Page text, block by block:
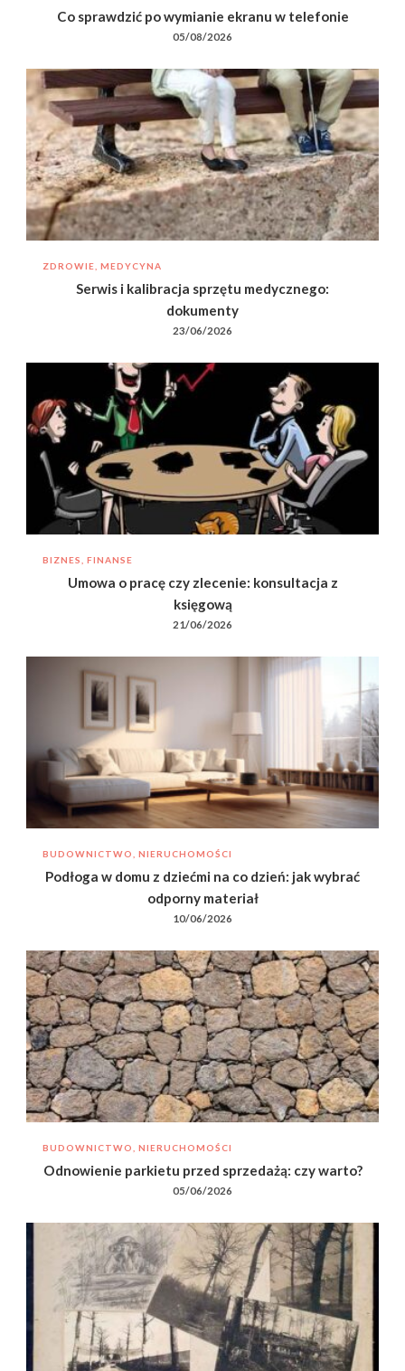
Co sprawdzić po wymianie ekranu w telefonie
05/08/2026
ZDROWIE, MEDYCYNA
Serwis i kalibracja sprzętu medycznego:
dokumenty
23/06/2026
BIZNES, FINANSE
Umowa o pracę czy zlecenie: konsultacja z
księgową
21/06/2026
BUDOWNICTWO, NIERUCHOMOŚCI
Podłoga w domu z dziećmi na co dzień: jak wybrać
odporny materiał
10/06/2026
BUDOWNICTWO, NIERUCHOMOŚCI
Odnowienie parkietu przed sprzedażą: czy warto?
05/06/2026